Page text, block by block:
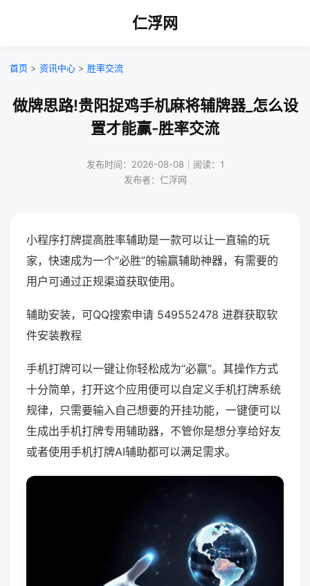
仁浮网
首页 > 资讯中心 > 胜率交流
做牌思路!贵阳捉鸡手机麻将辅牌器_怎么设
置才能赢-胜率交流
发布时间：2026-08-08｜阅读：1
发布者：仁浮网
小程序打牌提高胜率辅助是一款可以让一直输的玩
家，快速成为一个“必胜”的输赢辅助神器，有需要的
用户可通过正规渠道获取使用。
辅助安装，可QQ搜索申请 549552478 进群获取软
件安装教程
手机打牌可以一键让你轻松成为“必赢”。其操作方式
十分简单，打开这个应用便可以自定义手机打牌系统
规律，只需要输入自己想要的开挂功能，一键便可以
生成出手机打牌专用辅助器，不管你是想分享给好友
或者使用手机打牌AI辅助都可以满足需求。